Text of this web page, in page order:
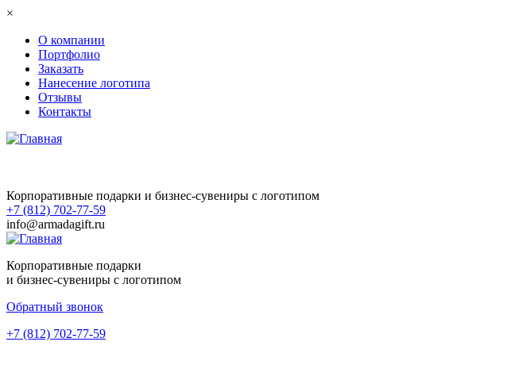
Перейти к основному содержанию
×
О компании
Портфолио
Заказать
Нанесение логотипа
Отзывы
Контакты
Корпоративные подарки и бизнес-сувениры с логотипом
+7 (812) 702-77-59
info@armadagift.ru
Корпоративные подарки
и бизнес-сувениры с логотипом
Обратный звонок
+7 (812) 702-77-59